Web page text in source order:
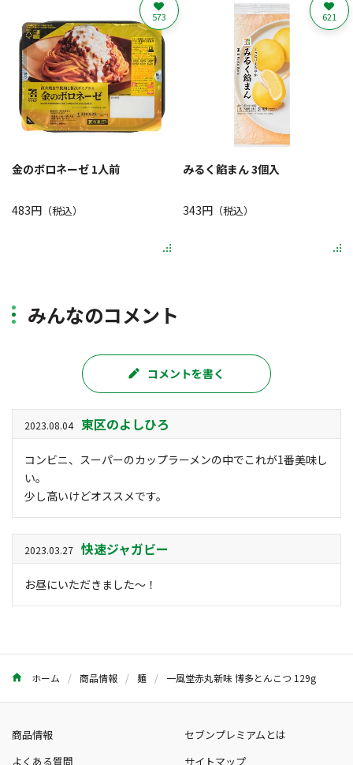
金のボロネーゼ 1人前
483円 （税込）
573
みるく餡まん 3個入
343円（税込）
621
みんなのコメント
コメントを書く
2023.08.04 東区のよしひろ
コンビニ、スーパーのカップラーメンの中でこれが1番美味し
い。
少し高いけどオススメです。
2023.03.27 快速ジャガビー
お昼にいただきました～！
ホーム 商品情報 麺 一風堂赤丸新味 博多とんこつ 129g
商品情報
セブンプレミアムとは
よくある質問
サイトマップ